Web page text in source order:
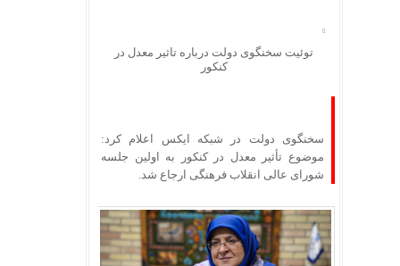
توئیت سخنگوی دولت درباره تاثیر معدل در
کنکور
سخنگوی دولت در شبکه ایکس اعلام کرد:
موضوع تأثیر معدل در کنکور به اولین جلسه
شورای عالی انقلاب فرهنگی ارجاع شد.